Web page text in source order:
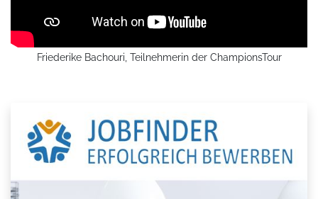
Friederike Bachouri, Teilnehmerin der ChampionsTour